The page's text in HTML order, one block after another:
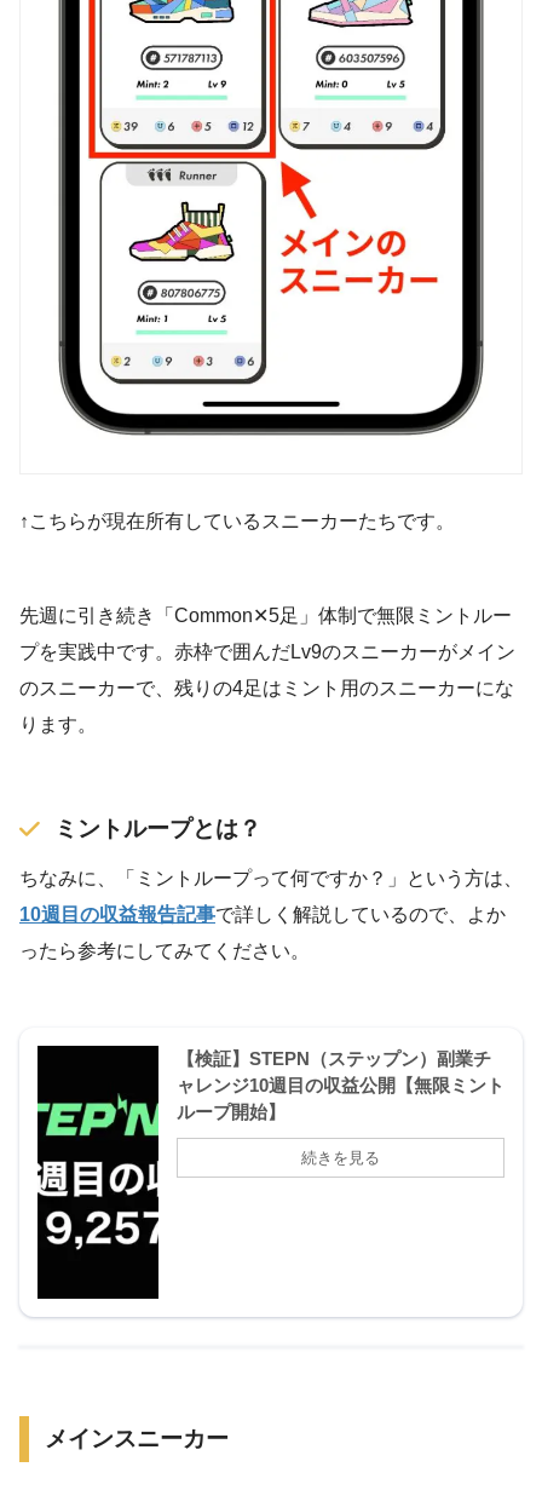
↑こちらが現在所有しているスニーカーたちです。
先週に引き続き「Common✕5足」体制で無限ミントルー
プを実践中です。赤枠で囲んだLv9のスニーカーがメイン
のスニーカーで、残りの4足はミント用のスニーカーにな
ります。
ミントループとは？
ちなみに、「ミントループって何ですか？」という方は、
10週目の収益報告記事で詳しく解説しているので、よか
ったら参考にしてみてください。
【検証】STEPN（ステップン）副業チ
ャレンジ10週目の収益公開【無限ミント
ループ開始】
メインスニーカー